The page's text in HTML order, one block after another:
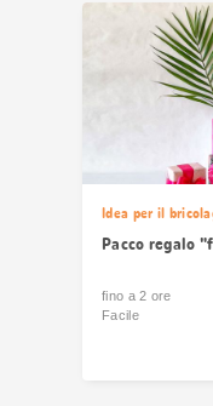
Idea per il
Pacco regalo
fino a 2 ore
Facile